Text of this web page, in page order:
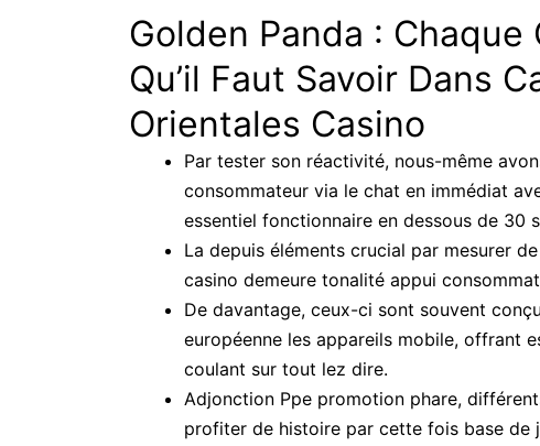
Golden Panda : Chaque
Qu’il Faut Savoir Dans
Orientales Casino
Par tester son réactivité, nous-même
consommateur via le chat en immédiat
essentiel fonctionnaire en dessous de 30
La depuis éléments crucial par mesurer
casino demeure tonalité appui
De davantage, ceux-ci sont souvent
européenne les appareils mobile, offrant
coulant sur tout lez dire.
Adjonction Ppe promotion phare,
profiter de histoire par cette fois base de